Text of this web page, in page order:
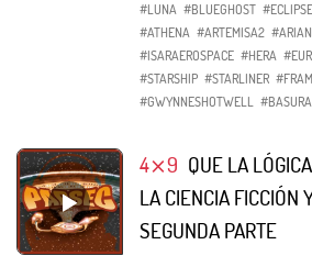
#LUNA #BLUEGHOST
#ATHENA #ARTEMISA2
#ISARAEROSPACE #HERA
#STARSHIP #STARLINER
#GWYNNESHOTWELL
4⨯9 QUE LA
LA CIENCIA FICCIÓN
SEGUNDA PARTE